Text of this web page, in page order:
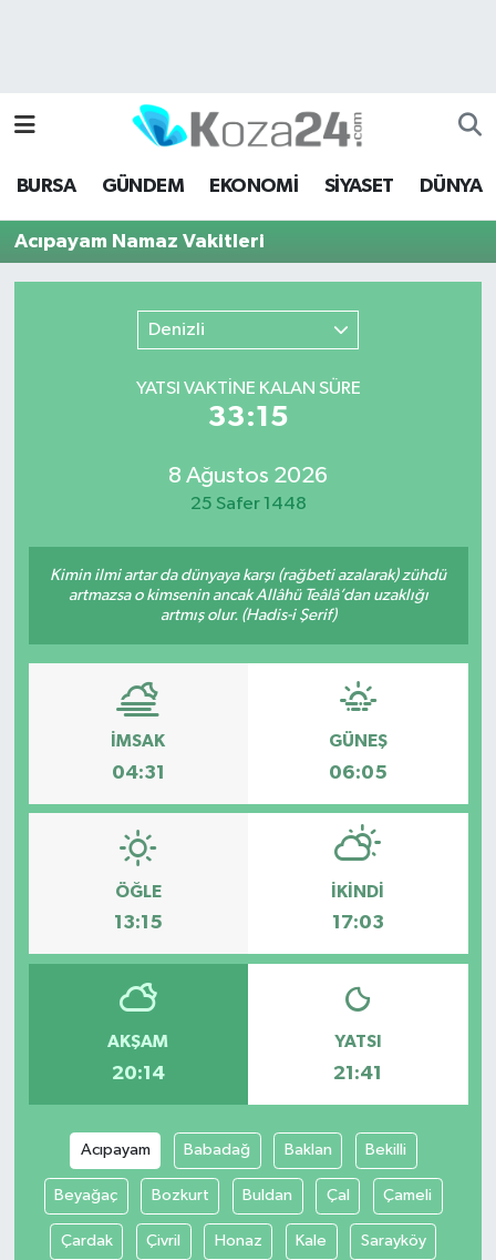
BURSA GÜNDEM EKONOMİ SİYASET DÜNYA
Acıpayam Namaz Vakitleri
Denizli
YATSI VAKTİNE KALAN SÜRE
33:15
8 Ağustos 2026
25 Safer 1448
Kimin ilmi artar da dünyaya karşı (rağbeti azalarak) zühdü
artmazsa o kimsenin ancak Allâhü Teâlâ’dan uzaklığı
artmış olur. (Hadis-i Şerif)
İMSAK
04:31
GÜNEŞ
06:05
ÖĞLE
13:15
İKINDI
17:03
AKŞAM
20:14
YATSI
21:41
Acıpayam Babadağ Baklan Bekilli
Beyağaç Bozkurt Buldan Çal Çameli
Çardak Çivril Honaz Kale Sarayköy
Bursa Hava Durumu
Bursa Namaz Vakitleri
Bursa Trafik Yoğunluk Haritası
Süper Lig Puan Durumu ve Fikstür
Son Dakika Haberleri